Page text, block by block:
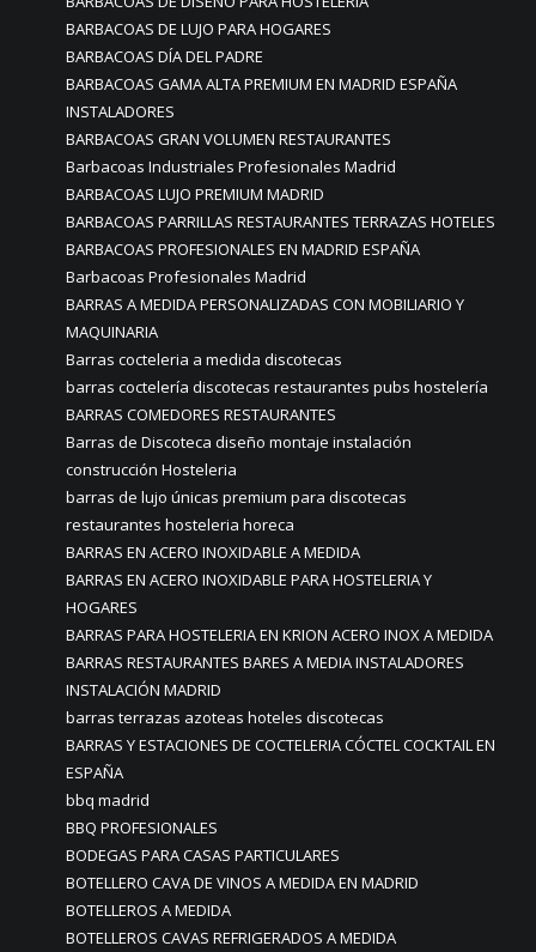
BARBACOAS DE LUJO PARA HOGARES
BARBACOAS DÍA DEL PADRE
BARBACOAS GAMA ALTA PREMIUM EN MADRID ESPAÑA
INSTALADORES
BARBACOAS GRAN VOLUMEN RESTAURANTES
Barbacoas Industriales Profesionales Madrid
BARBACOAS LUJO PREMIUM MADRID
BARBACOAS PARRILLAS RESTAURANTES TERRAZAS HOTELES
BARBACOAS PROFESIONALES EN MADRID ESPAÑA
Barbacoas Profesionales Madrid
BARRAS A MEDIDA PERSONALIZADAS CON MOBILIARIO Y
MAQUINARIA
Barras cocteleria a medida discotecas
barras coctelería discotecas restaurantes pubs hostelería
BARRAS COMEDORES RESTAURANTES
Barras de Discoteca diseño montaje instalación
construcción Hosteleria
barras de lujo únicas premium para discotecas
restaurantes hosteleria horeca
BARRAS EN ACERO INOXIDABLE A MEDIDA
BARRAS EN ACERO INOXIDABLE PARA HOSTELERIA Y
HOGARES
BARRAS PARA HOSTELERIA EN KRION ACERO INOX A MEDIDA
BARRAS RESTAURANTES BARES A MEDIA INSTALADORES
INSTALACIÓN MADRID
barras terrazas azoteas hoteles discotecas
BARRAS Y ESTACIONES DE COCTELERIA CÓCTEL COCKTAIL EN
ESPAÑA
bbq madrid
BBQ PROFESIONALES
BODEGAS PARA CASAS PARTICULARES
BOTELLERO CAVA DE VINOS A MEDIDA EN MADRID
BOTELLEROS A MEDIDA
BOTELLEROS CAVAS REFRIGERADOS A MEDIDA